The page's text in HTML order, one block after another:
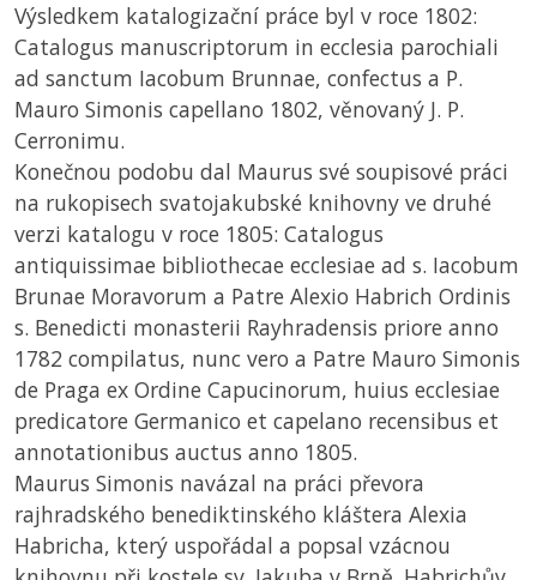
Výsledkem katalogizační práce byl v roce 1802:
Catalogus manuscriptorum in ecclesia parochiali
ad sanctum Iacobum Brunnae, confectus a P.
Mauro Simonis capellano 1802, věnovaný J. P.
Cerronimu.
Konečnou podobu dal Maurus své soupisové práci
na rukopisech svatojakubské knihovny ve druhé
verzi katalogu v roce 1805: Catalogus
antiquissimae bibliothecae ecclesiae ad s. Iacobum
Brunae Moravorum a Patre Alexio Habrich Ordinis
s. Benedicti monasterii Rayhradensis priore anno
1782 compilatus, nunc vero a Patre Mauro Simonis
de Praga ex Ordine Capucinorum, huius ecclesiae
predicatore Germanico et capelano recensibus et
annotationibus auctus anno 1805.
Maurus Simonis navázal na práci převora
rajhradského benediktinského kláštera Alexia
Habricha, který uspořádal a popsal vzácnou